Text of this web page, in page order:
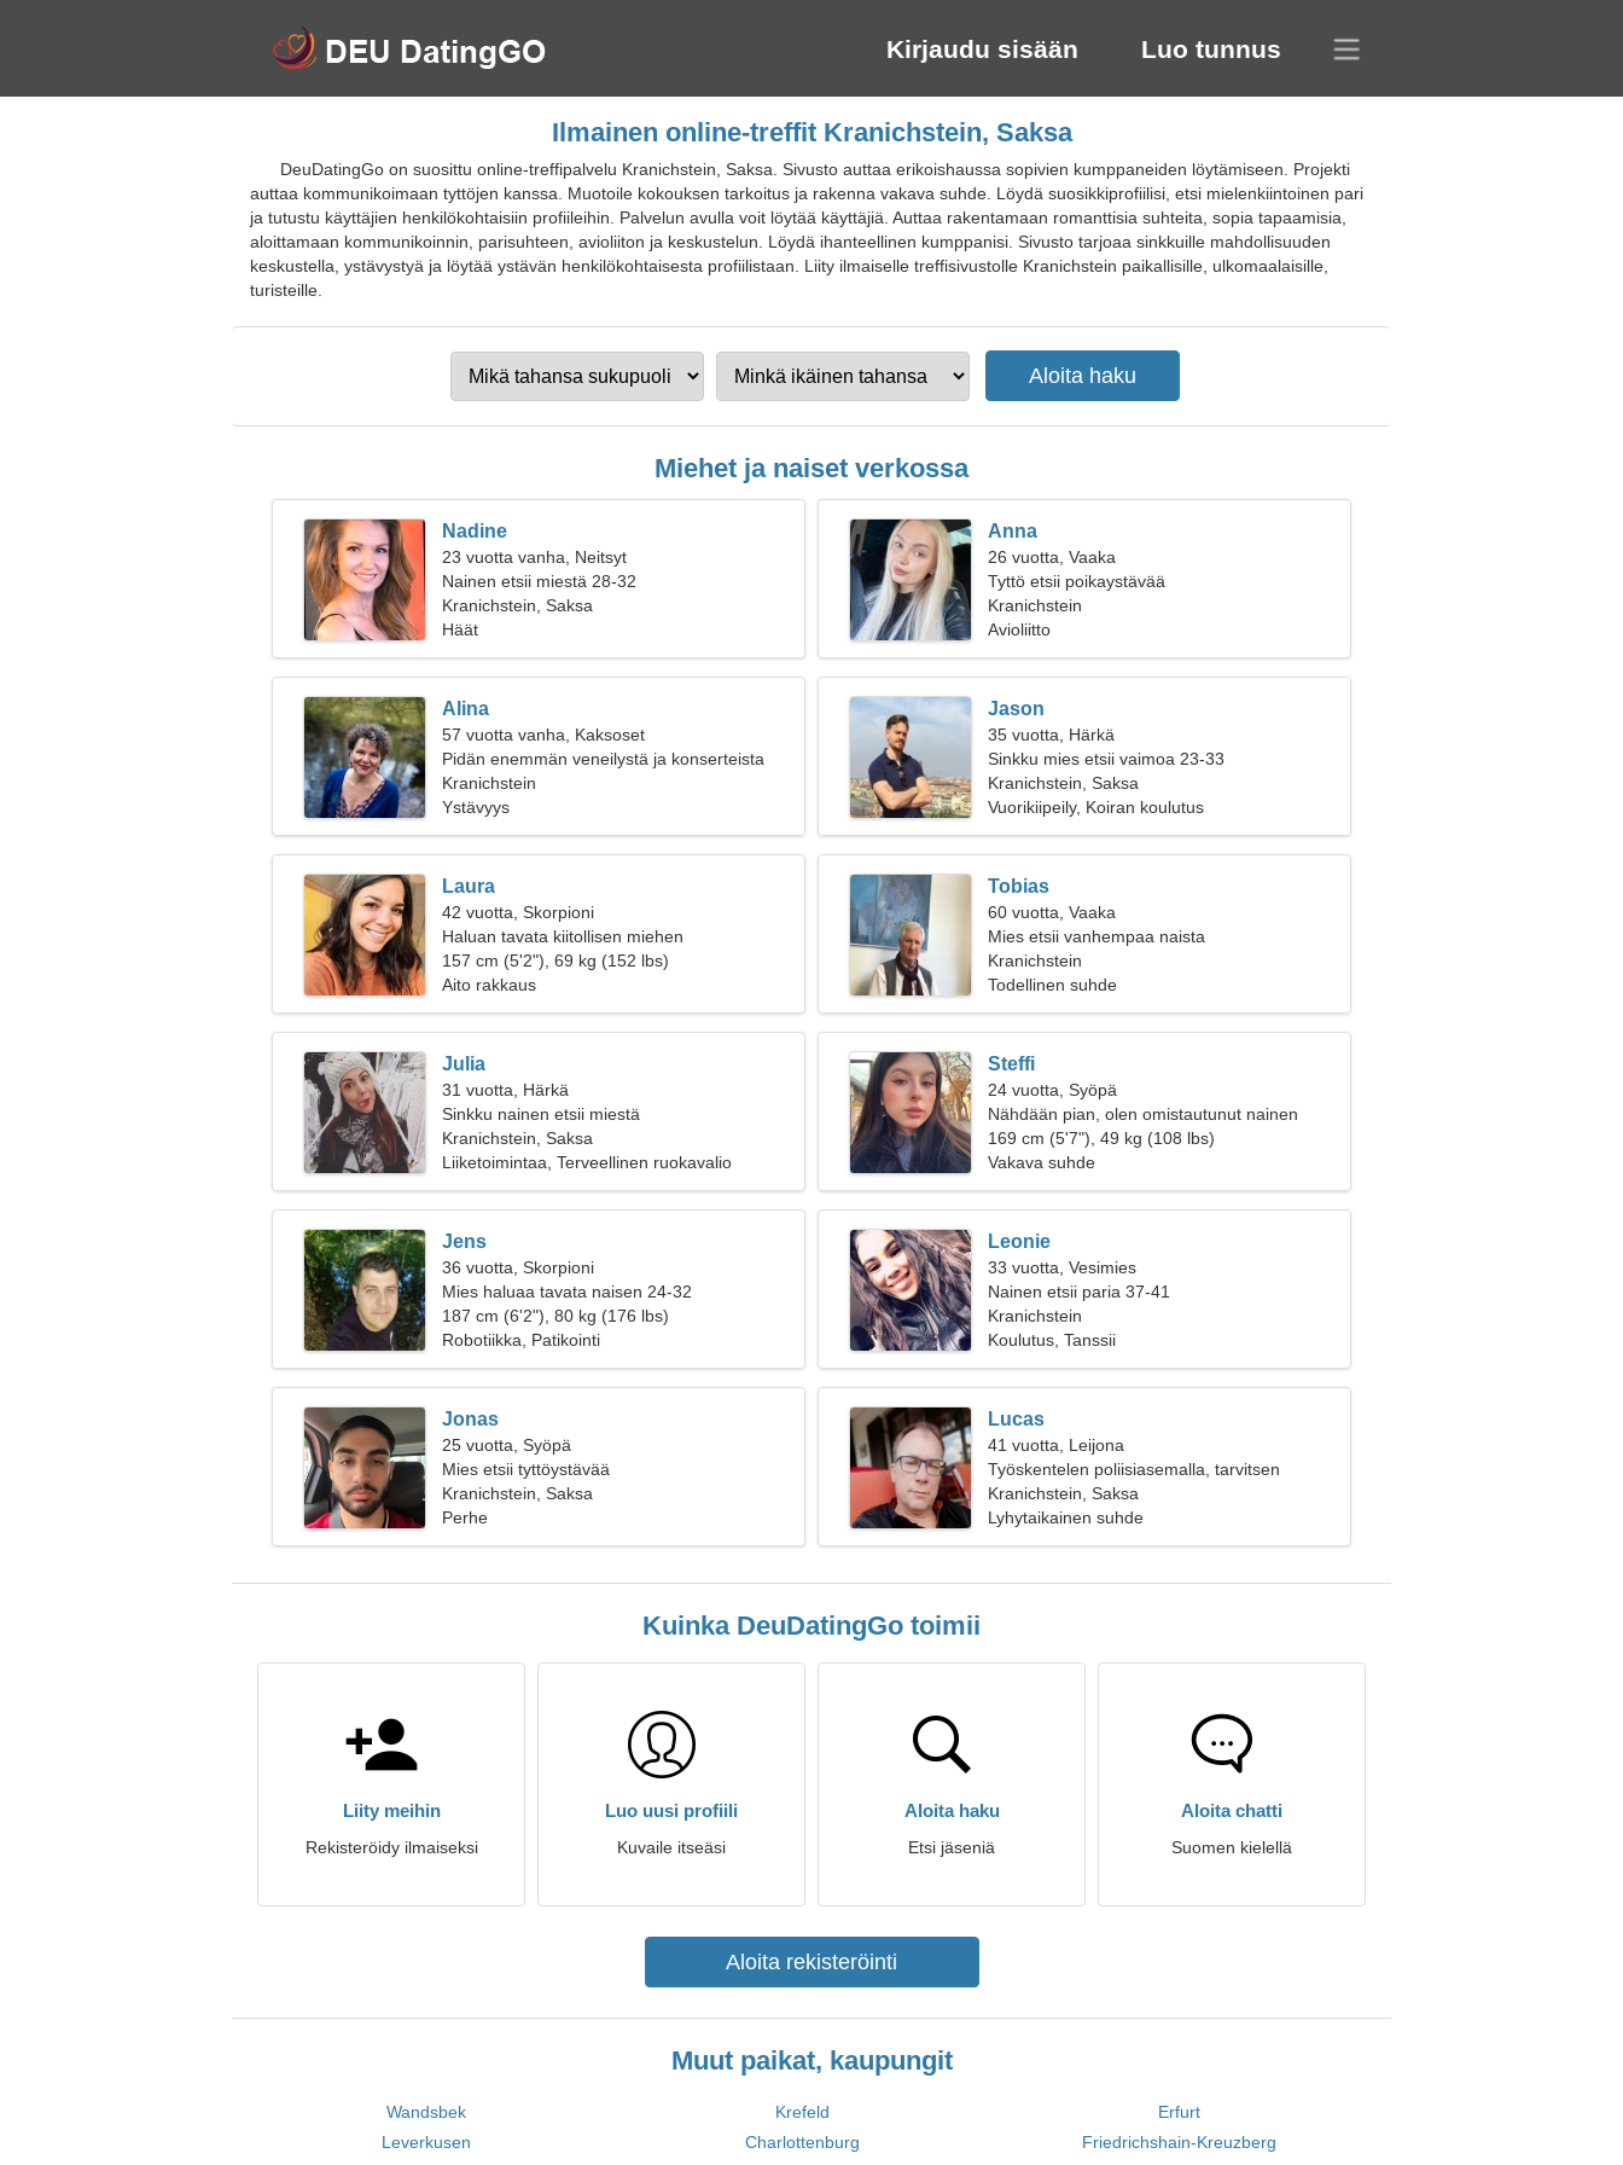
Kirjaudu sisään Luo tunnus
Ilmainen online-treffit Kranichstein, Saksa
DeuDatingGo on suosittu online-treffipalvelu Kranichstein, Saksa. Sivusto auttaa erikoishaussa sopivien kumppaneiden löytämiseen. Projekti
auttaa kommunikoimaan tyttöjen kanssa. Muotoile kokouksen tarkoitus ja rakenna vakava suhde. Löydä suosikkiprofiilisi, etsi mielenkiintoinen pari
ja tutustu käyttäjien henkilökohtaisiin profiileihin. Palvelun avulla voit löytää käyttäjiä. Auttaa rakentamaan romanttisia suhteita, sopia tapaamisia,
aloittamaan kommunikoinnin, parisuhteen, avioliiton ja keskustelun. Löydä ihanteellinen kumppanisi. Sivusto tarjoaa sinkkuille mahdollisuuden
keskustella, ystävystyä ja löytää ystävän henkilökohtaisesta profiilistaan. Liity ilmaiselle treffisivustolle Kranichstein paikallisille, ulkomaalaisille,
turisteille.
Miehet ja naiset verkossa
Nadine
23 vuotta vanha, Neitsyt
Nainen etsii miestä 28-32
Kranichstein, Saksa
Häät
Anna
26 vuotta, Vaaka
Tyttö etsii poikaystävää
Kranichstein
Avioliitto
Alina
57 vuotta vanha, Kaksoset
Pidän enemmän veneilystä ja konserteista
Kranichstein
Ystävyys
Jason
35 vuotta, Härkä
Sinkku mies etsii vaimoa 23-33
Kranichstein, Saksa
Vuorikiipeily, Koiran koulutus
Laura
42 vuotta, Skorpioni
Haluan tavata kiitollisen miehen
157 cm (5'2"), 69 kg (152 lbs)
Aito rakkaus
Tobias
60 vuotta, Vaaka
Mies etsii vanhempaa naista
Kranichstein
Todellinen suhde
Julia
31 vuotta, Härkä
Sinkku nainen etsii miestä
Kranichstein, Saksa
Liiketoimintaa, Terveellinen ruokavalio
Steffi
24 vuotta, Syöpä
Nähdään pian, olen omistautunut nainen
169 cm (5'7"), 49 kg (108 lbs)
Vakava suhde
Jens
36 vuotta, Skorpioni
Mies haluaa tavata naisen 24-32
187 cm (6'2"), 80 kg (176 lbs)
Robotiikka, Patikointi
Leonie
33 vuotta, Vesimies
Nainen etsii paria 37-41
Kranichstein
Koulutus, Tanssii
Jonas
25 vuotta, Syöpä
Mies etsii tyttöystävää
Kranichstein, Saksa
Perhe
Lucas
41 vuotta, Leijona
Työskentelen poliisiasemalla, tarvitsen
mukavan naisen
Kranichstein, Saksa
Lyhytaikainen suhde
Kuinka DeuDatingGo toimii
Liity meihin
Rekisteröidy ilmaiseksi
Luo uusi profiili
Kuvaile itseäsi
Aloita haku
Etsi jäseniä
Aloita chatti
Suomen kielellä
Aloita rekisteröinti
Muut paikat, kaupungit
Wandsbek Krefeld
Erfurt
Leverkusen
Charlottenburg
Friedrichshain-Kreuzberg